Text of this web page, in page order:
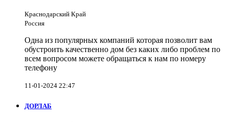
Краснодарский Край
Россия
Одна из популярных компаний которая позволит вам
обустроить качественно дом без каких либо проблем по
всем вопросом можете обращаться к нам по номеру
телефону
11-01-2024 22:47
ДОРЛАБ